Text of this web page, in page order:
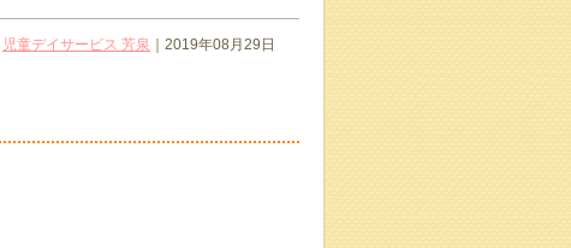
児童デイサービス 芳泉 ｜2019年08月29日